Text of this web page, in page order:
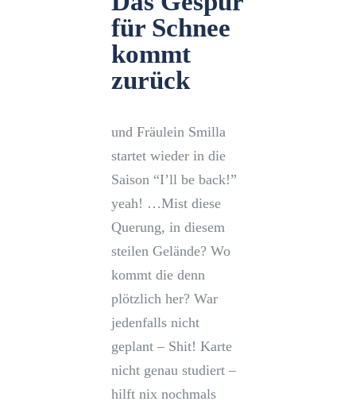
für Schnee
kommt
zurück
und Fräulein Smilla
startet wieder in die
Saison “I’ll be back!”
yeah! …Mist diese
Querung, in diesem
steilen Gelände? Wo
kommt die denn
plötzlich her? War
jedenfalls nicht
geplant – Shit! Karte
nicht genau studiert –
hilft nix nochmals